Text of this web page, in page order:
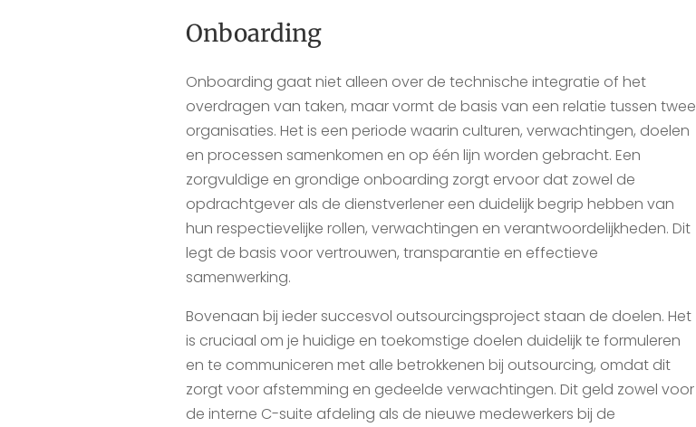
Onboarding
Onboarding gaat niet alleen over de technische integratie of het
overdragen van taken, maar vormt de basis van een relatie tussen twee
organisaties. Het is een periode waarin culturen, verwachtingen, doelen
en processen samenkomen en op één lijn worden gebracht. Een
zorgvuldige en grondige onboarding zorgt ervoor dat zowel de
opdrachtgever als de dienstverlener een duidelijk begrip hebben van
hun respectievelijke rollen, verwachtingen en verantwoordelijkheden. Dit
legt de basis voor vertrouwen, transparantie en effectieve
samenwerking.
Bovenaan bij ieder succesvol outsourcingsproject staan de doelen. Het
is cruciaal om je huidige en toekomstige doelen duidelijk te formuleren
en te communiceren met alle betrokkenen bij outsourcing, omdat dit
zorgt voor afstemming en gedeelde verwachtingen. Dit geld zowel voor
de interne C-suite afdeling als de nieuwe medewerkers bij de